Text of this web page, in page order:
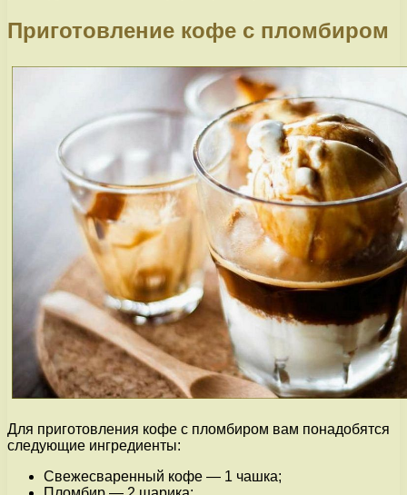
Приготовление кофе с пломбиром
Для приготовления кофе с пломбиром вам понадобятся
следующие ингредиенты:
Свежесваренный кофе — 1 чашка;